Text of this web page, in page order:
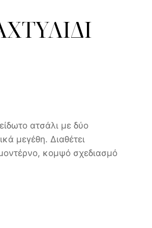
ατσάλι με δύο
μεγέθη. Διαθέτει
κομψό σχεδιασμό